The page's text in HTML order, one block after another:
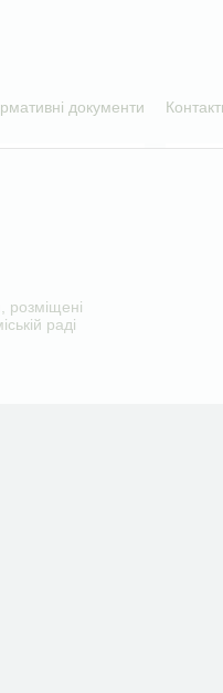
документи
розміщені
раді